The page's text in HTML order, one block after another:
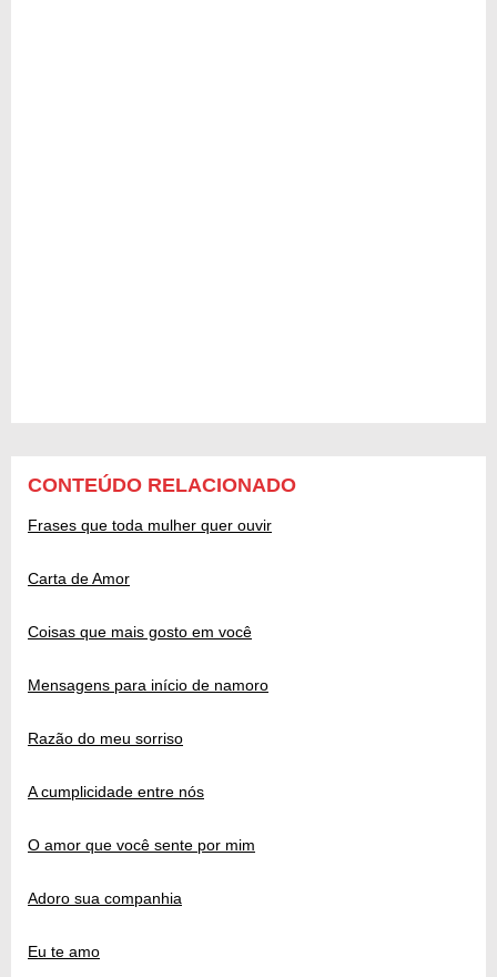
CONTEÚDO RELACIONADO
Frases que toda mulher quer ouvir
Carta de Amor
Coisas que mais gosto em você
Mensagens para início de namoro
Razão do meu sorriso
A cumplicidade entre nós
O amor que você sente por mim
Adoro sua companhia
Eu te amo